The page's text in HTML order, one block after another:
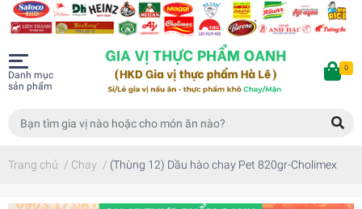
Danh mục
sản phẩm
0
Trang chủ / Chay / (Thùng 12) Dầu hào chay Pet 820gr-Cholimex